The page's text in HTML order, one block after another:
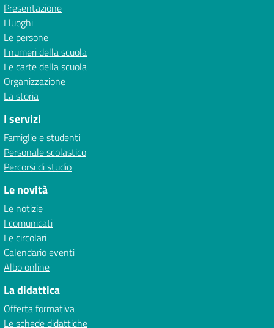
Presentazione
I luoghi
Le persone
I numeri della scuola
Le carte della scuola
Organizzazione
La storia
I servizi
Famiglie e studenti
Personale scolastico
Percorsi di studio
Le novità
Le notizie
I comunicati
Le circolari
Calendario eventi
Albo online
La didattica
Offerta formativa
Le schede didattiche